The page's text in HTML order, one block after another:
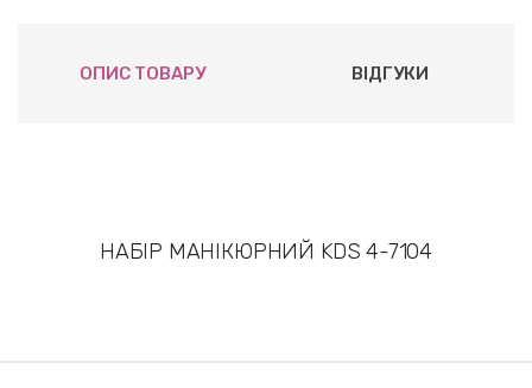
ОПИС ТОВАРУ ВІДГУКИ
НАБІР МАНІКЮРНИЙ KDS 4-7104